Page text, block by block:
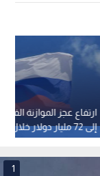
ارتفاع عجز الموازنة
إلى 72 مليار دولار خلال 7 أشهر
1